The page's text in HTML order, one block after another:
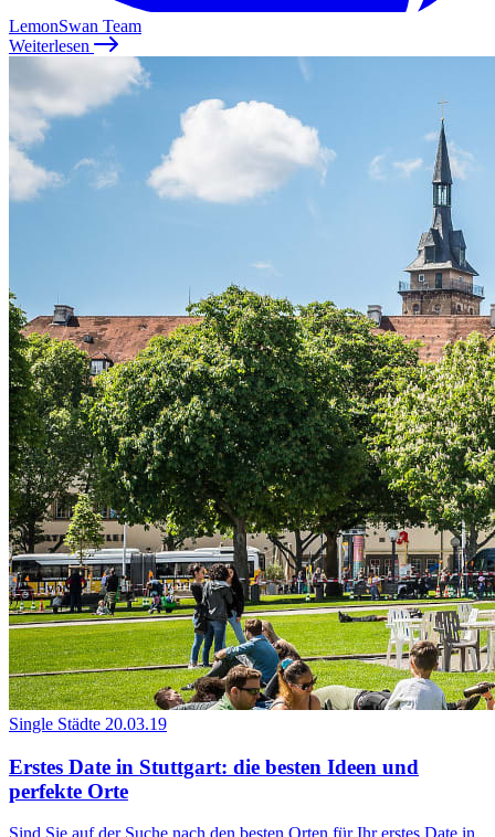
LemonSwan Team
Weiterlesen
Single Städte 20.03.19
Erstes Date in Stuttgart: die besten Ideen und
perfekte Orte